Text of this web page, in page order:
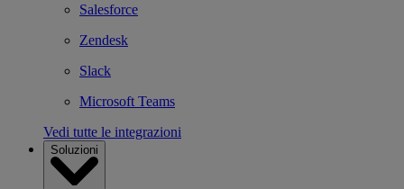
Salesforce
Zendesk
Slack
Microsoft Teams
Vedi tutte le integrazioni
Soluzioni